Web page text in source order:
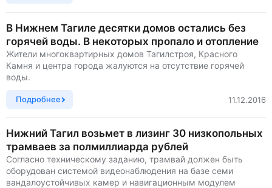
В Нижнем Тагиле десятки домов остались без
горячей воды. В некоторых пропало и отопление
Жители многоквартирных домов Тагилстроя, Красного
Камня и центра города жалуются на отсутствие горячей
воды.
Подробнее 11.12.2016
Нижний Тагил возьмет в лизинг 30 низкопольных
трамваев за полмиллиарда рублей
Согласно техническому заданию, трамвай должен быть
оборудован системой видеонаблюдения на базе семи
вандалоустойчивых камер и навигационным модулем